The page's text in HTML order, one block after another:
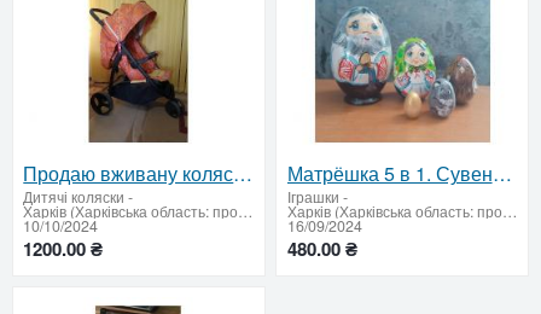
Продаю вживану коляску TRINITY
Дитячі коляски -
Харків (Харківська область: продати купити)
10/10/2024
1200.00 ₴
Матрёшка 5 в 1. Сувенирная деревянная кукла, развивающая игрушка "Сказка", 13 см
Іграшки -
Харків (Харківська область: продати купити)
16/09/2024
480.00 ₴